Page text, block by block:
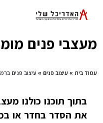
מעצבי פנים
עמוד בית » עיצוב פנים » עיצוב פנים
בתוך תוכנו כולנו
את הסדר בחדר או